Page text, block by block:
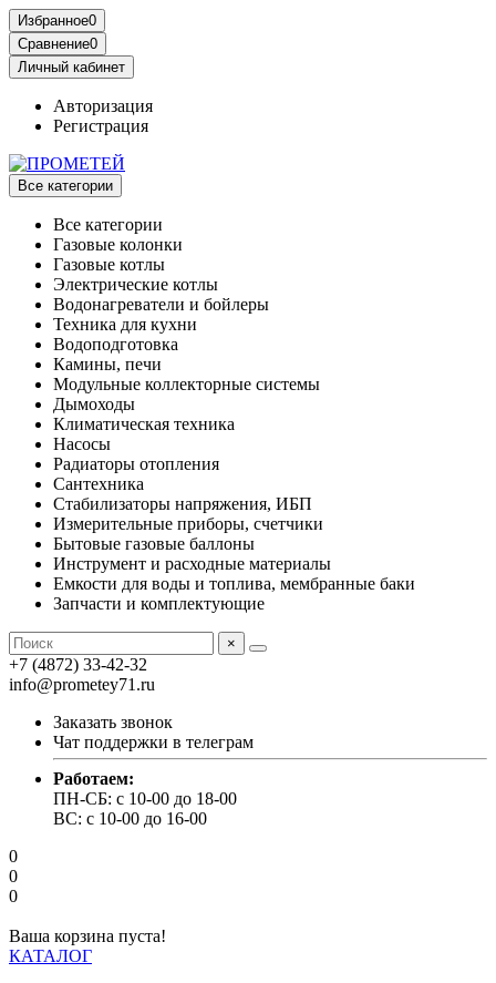
Избранное0
Сравнение0
Личный кабинет
Авторизация
Регистрация
Все категории
Все категории
Газовые колонки
Газовые котлы
Электрические котлы
Водонагреватели и бойлеры
Техника для кухни
Водоподготовка
Камины, печи
Модульные коллекторные системы
Дымоходы
Климатическая техника
Насосы
Радиаторы отопления
Сантехника
Стабилизаторы напряжения, ИБП
Измерительные приборы, счетчики
Бытовые газовые баллоны
Инструмент и расходные материалы
Емкости для воды и топлива, мембранные баки
Запчасти и комплектующие
×
+7 (4872) 33-42-32
info@prometey71.ru
Заказать звонок
Чат поддержки в телеграм
Работаем:
ПН-СБ: с 10-00 до 18-00
ВС: с 10-00 до 16-00
0
0
0
Ваша корзина пуста!
КАТАЛОГ